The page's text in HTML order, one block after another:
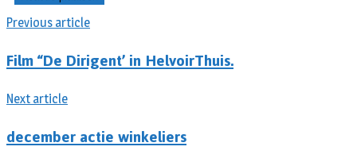
Previous article
Film “De Dirigent’ in HelvoirThuis.
Next article
december actie winkeliers